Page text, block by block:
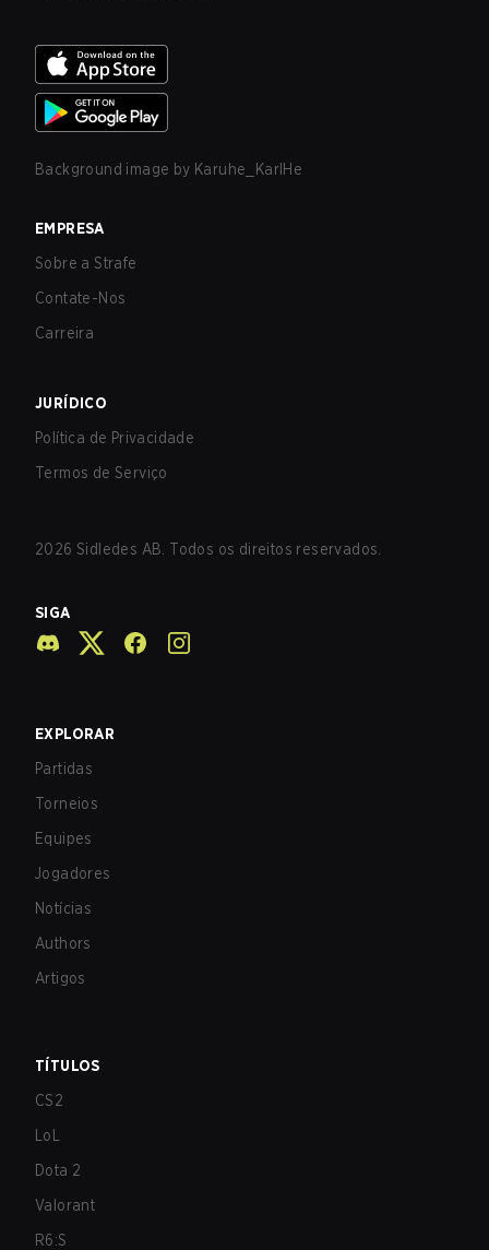
Background image by Karuhe_KarlHe
EMPRESA
Sobre a Strafe
Contate-Nos
Carreira
JURÍDICO
Política de Privacidade
Termos de Serviço
2026 Sidledes AB. Todos os direitos reservados.
SIGA
EXPLORAR
Partidas
Torneios
Equipes
Jogadores
Notícias
Authors
Artigos
TÍTULOS
CS2
LoL
Dota 2
Valorant
R6:S